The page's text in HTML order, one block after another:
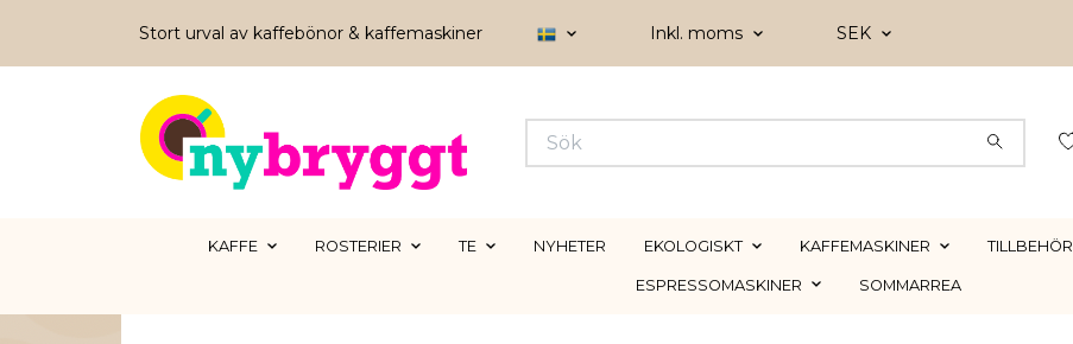
Stort urval av kaffebönor & kaffemaskiner Inkl. moms SEK
KAFFE ROSTERIER TE NYHETER EKOLOGISKT KAFFEMASKINER TILLBEHÖR
ESPRESSOMASKINER SOMMARREA